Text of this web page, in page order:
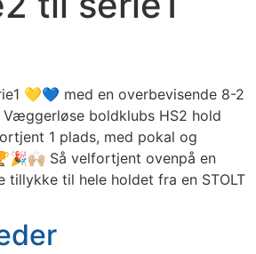
💛💙 med en overbevisende 8-2
Væggerløse boldklubs HS2 hold
1 plads, med pokal og
Så velfortjent ovenpå en
til hele holdet fra en STOLT
12/1-2026 Væggerløse
generalforsamling. Tirsdag d.
U10-12 hold på tur til Nykøbing FC
en lækker 4-0 sejr vi ku heppe på
kommet godt i gang i Væggerløse
er i fuld vækst efter at alle